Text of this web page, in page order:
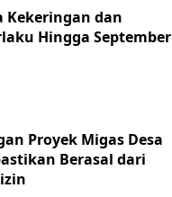
Kekeringan dan
Hingga September
Proyek Migas Desa
Berasal dari